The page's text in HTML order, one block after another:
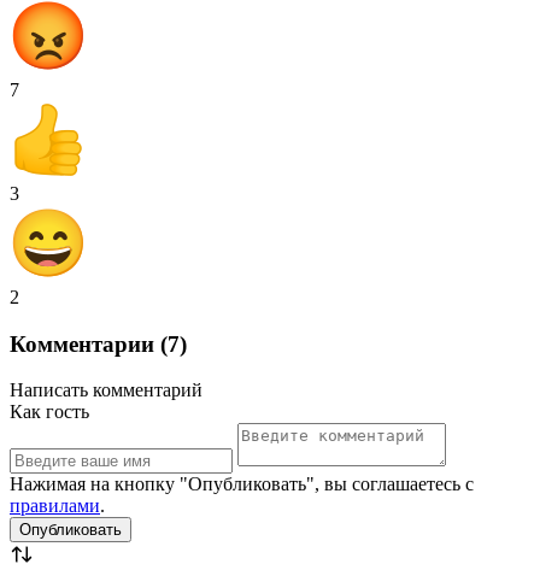
7
3
2
Комментарии (7)
Написать комментарий
Как гость
Нажимая на кнопку "Опубликовать", вы соглашаетесь с
правилами.